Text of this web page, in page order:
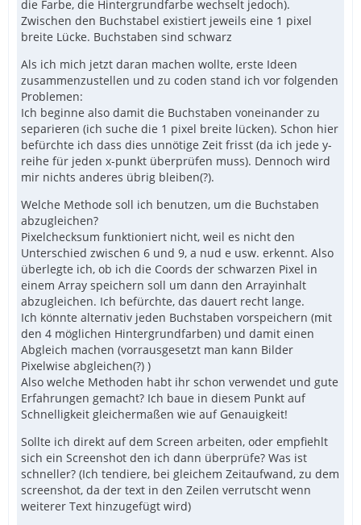
die Farbe, die Hintergrundfarbe wechselt jedoch).
Zwischen den Buchstabel existiert jeweils eine 1 pixel
breite Lücke. Buchstaben sind schwarz
Als ich mich jetzt daran machen wollte, erste Ideen
zusammenzustellen und zu coden stand ich vor folgenden
Problemen:
Ich beginne also damit die Buchstaben voneinander zu
separieren (ich suche die 1 pixel breite lücken). Schon hier
befürchte ich dass dies unnötige Zeit frisst (da ich jede y-
reihe für jeden x-punkt überprüfen muss). Dennoch wird
mir nichts anderes übrig bleiben(?).
Welche Methode soll ich benutzen, um die Buchstaben
abzugleichen?
Pixelchecksum funktioniert nicht, weil es nicht den
Unterschied zwischen 6 und 9, a nud e usw. erkennt. Also
überlegte ich, ob ich die Coords der schwarzen Pixel in
einem Array speichern soll um dann den Arrayinhalt
abzugleichen. Ich befürchte, das dauert recht lange.
Ich könnte alternativ jeden Buchstaben vorspeichern (mit
den 4 möglichen Hintergrundfarben) und damit einen
Abgleich machen (vorrausgesetzt man kann Bilder
Pixelwise abgleichen(?) )
Also welche Methoden habt ihr schon verwendet und gute
Erfahrungen gemacht? Ich baue in diesem Punkt auf
Schnelligkeit gleichermaßen wie auf Genauigkeit!
Sollte ich direkt auf dem Screen arbeiten, oder empfiehlt
sich ein Screenshot den ich dann überprüfe? Was ist
schneller? (Ich tendiere, bei gleichem Zeitaufwand, zu dem
screenshot, da der text in den Zeilen verrutscht wenn
weiterer Text hinzugefügt wird)